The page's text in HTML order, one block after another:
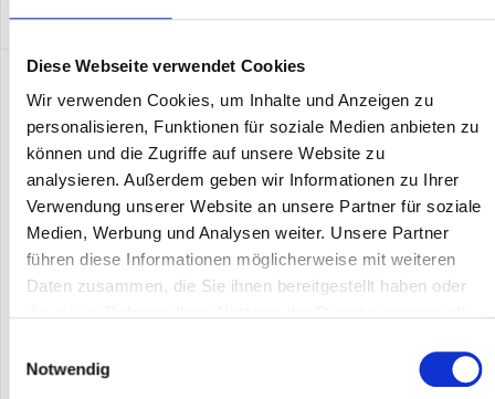
Diese Webseite verwendet Cookies
Wir verwenden Cookies, um Inhalte und Anzeigen zu
personalisieren, Funktionen für soziale Medien anbieten zu
können und die Zugriffe auf unsere Website zu
analysieren. Außerdem geben wir Informationen zu Ihrer
Verwendung unserer Website an unsere Partner für soziale
Medien, Werbung und Analysen weiter. Unsere Partner
führen diese Informationen möglicherweise mit weiteren
Daten zusammen, die Sie ihnen bereitgestellt haben oder
Notwendig
EXTREME NETWORKS MGBIC-LC09
MGBIC-LC09 | Enterasys MGBIC-LC09. Sicherheit: UL 60950,
CSA 60950, EN 60950, EN 60825, IEC 60950.
Datenübertragungsrate: 1 Gbit/s, Data Link Protokolle: Mini-